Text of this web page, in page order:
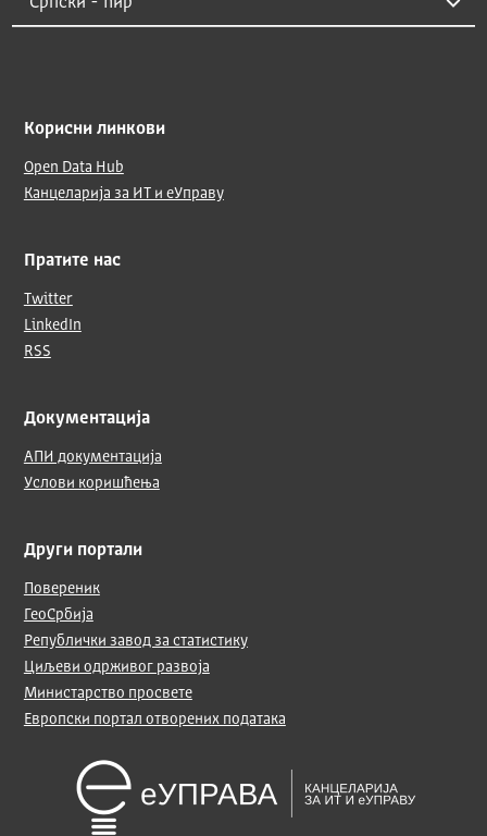
Корисни линкови
Open Data Hub
Канцеларија за ИТ и еУправу
Пратите нас
Twitter
LinkedIn
RSS
Документација
АПИ документација
Услови коришћења
Други портали
Повереник
ГеоСрбија
Републички завод за статистику
Циљеви одрживог развоја
Министарство просвете
Европски портал отворених података